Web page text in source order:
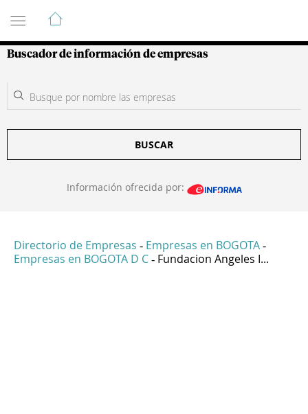
Guía de Empresas Colombianas
Buscador de información de empresas
BUSCAR
Información ofrecida por:
Directorio de Empresas - Empresas en BOGOTA -
Empresas en BOGOTA D C - Fundacion Angeles I...